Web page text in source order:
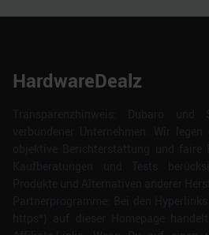
HardwareDealz